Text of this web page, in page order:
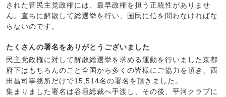
された菅民主党政権には、最早政権を担う正統性がありませ
ん。直ちに解散して総選挙を行い、国民に信を問わなければな
らないのです。
たくさんの署名をありがとうございました
民主党政権に対して解散総選挙を求める運動を行いました京都
府下はもちろんのこと全国から多くの皆様にご協力を頂き、西
田昌司事務所だけで15,514名の署名を頂きました。
集まりました署名は谷垣総裁へ手渡し、その後、平河クラブに